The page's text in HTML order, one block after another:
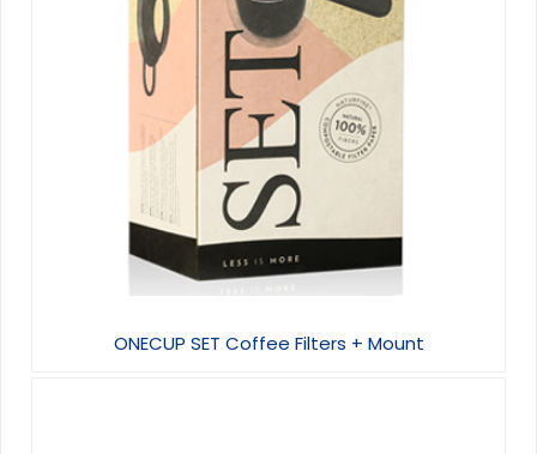
ONECUP SET Coffee Filters + Mount